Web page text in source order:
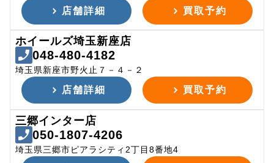
店舗詳細 買取予約
ホイールズ埼玉新座店
048-480-4182
埼玉県新座市野火止７－４－２
店舗詳細 買取予約
三郷インター店
050-1807-4206
埼玉県三郷市ピアラシティ2丁目8番地4